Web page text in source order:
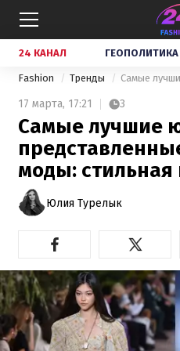
24 КАНАЛ ГЕОПОЛИТИКА
Fashion Тренды
17 марта, 17:21 3
Самые лучшие
моды: стильная
Юлия Турелык